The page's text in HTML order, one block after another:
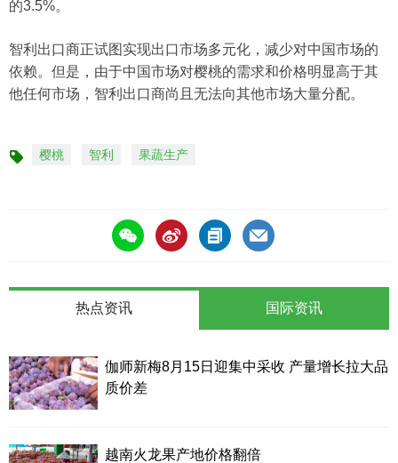
的3.5%。
智利出口商正试图实现出口市场多元化，减少对中国市场的
依赖。但是，由于中国市场对樱桃的需求和价格明显高于其
他任何市场，智利出口商尚且无法向其他市场大量分配。
标 樱桃 智利 果蔬生产
热点资讯
伽师新梅8月15日迎集中采收 产量增长拉大品
质价差
越南火龙果产地价格翻倍
国际资讯